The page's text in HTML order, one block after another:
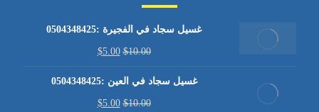
غسيل سجاد في الفجيرة :0504348425
$10.00
$5.00
غسيل سجاد في العين :0504348425
$10.00
$5.00